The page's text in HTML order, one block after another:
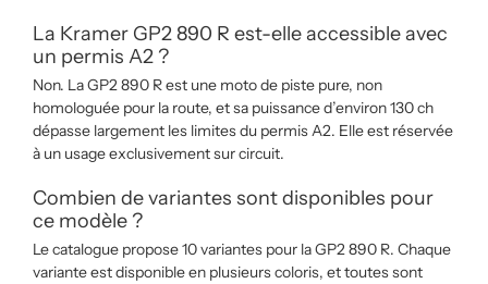
La Kramer GP2 890 R est-elle accessible avec
un permis A2 ?
Non. La GP2 890 R est une moto de piste pure, non
homologuée pour la route, et sa puissance d’environ 130 ch
dépasse largement les limites du permis A2. Elle est réservée
à un usage exclusivement sur circuit.
Combien de variantes sont disponibles pour
ce modèle ?
Le catalogue propose 10 variantes pour la GP2 890 R. Chaque
variante est disponible en plusieurs coloris, et toutes sont